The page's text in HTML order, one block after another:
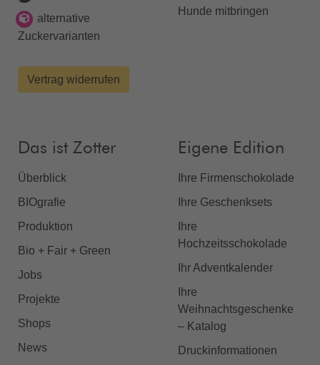
alternative
Zuckervarianten
Vertrag widerrufen
Hunde mitbringen
Das ist Zotter
Überblick
BIOgrafie
Produktion
Bio + Fair + Green
Jobs
Projekte
Shops
News
Eigene Edition
Ihre Firmenschokolade
Ihre Geschenksets
Ihre
Hochzeitsschokolade
Ihr Adventkalender
Ihre
Weihnachtsgeschenke
– Katalog
Druckinformationen